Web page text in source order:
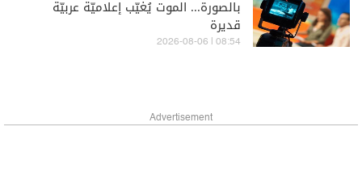
بالصورة... الموت يُغيّب إعلاميّة عربيّة
قديرة
08:54 | 2026-08-06
Advertisement